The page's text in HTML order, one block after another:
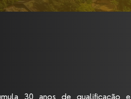
30 anos de qualificação